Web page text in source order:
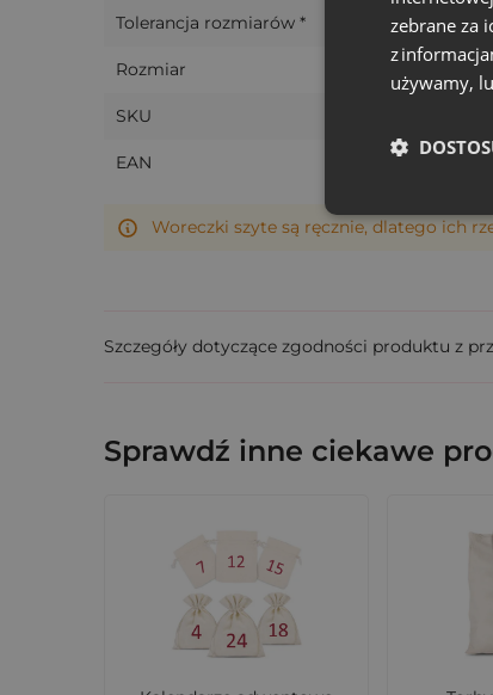
Tolerancja rozmiarów *
Rozmiar
SKU
EAN
Woreczki szyte są ręcznie, dlatego ich
Szczegóły dotyczące zgodności produktu z
Sprawdź inne ciekawe
zebrane za
z
używamy,